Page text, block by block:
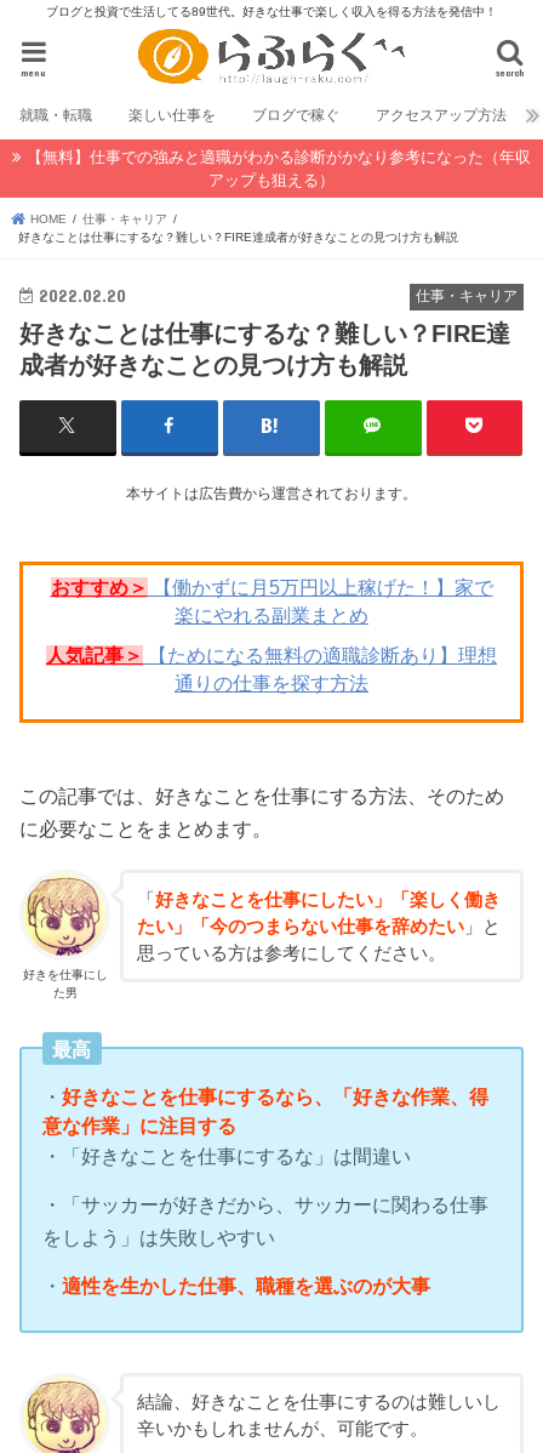
ブログと投資で生活してる89世代。好きな仕事で楽しく収入を得る方法を発信中！
search
menu
就職・転職 楽しい仕事を ブログで稼ぐ アクセスアップ方法
【無料】仕事での強みと適職がわかる診断がかなり参考になった（年収
アップも狙える）
HOME
仕事・キャリア
好きなことは仕事にするな？難しい？FIRE達成者が好きなことの見つけ方も解説
仕事・キャリア
2022.02.20
好きなことは仕事にするな？難しい？FIRE達
成者が好きなことの見つけ方も解説
本サイトは広告費から運営されております。
おすすめ＞
【働かずに月5万円以上稼げた！】家で
楽にやれる副業まとめ
人気記事＞
【ためになる無料の適職診断あり】理想
通りの仕事を探す方法
この記事では、好きなことを仕事にする方法、そのため
に必要なことをまとめます。
好きを仕事にし
た男
「好きなことを仕事にしたい」「楽しく働き
たい」「今のつまらない仕事を辞めたい」と
思っている方は参考にしてください。
最高
・好きなことを仕事にするなら、「好きな作業、得
意な作業」に注目する
・「好きなことを仕事にするな」は間違い
・「サッカーが好きだから、サッカーに関わる仕事
をしよう」は失敗しやすい
・適性を生かした仕事、職種を選ぶのが大事
結論、好きなことを仕事にするのは難しいし
辛いかもしれませんが、可能です。